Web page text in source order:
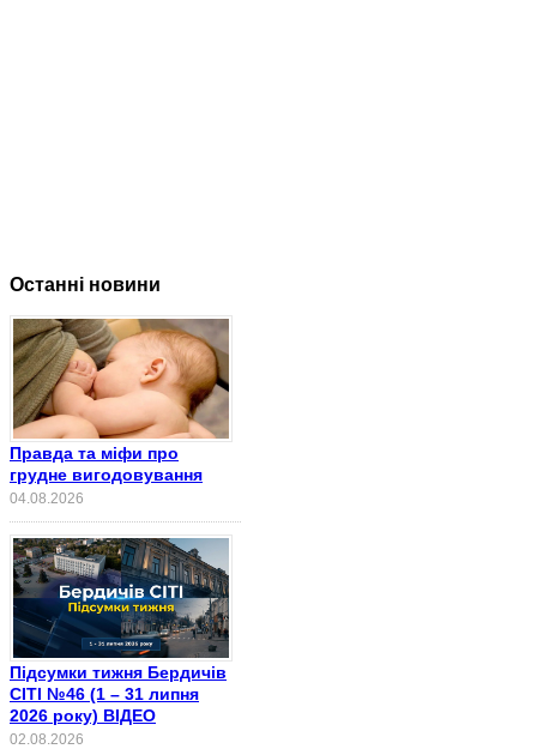
Останні новини
Правда та міфи про
грудне вигодовування
04.08.2026
Підсумки тижня Бердичів
СІТІ №46 (1 – 31 липня
2026 року) ВІДЕО
02.08.2026